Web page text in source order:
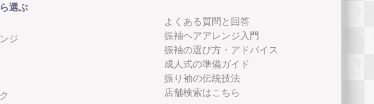
選ぶ
ジ
よくある質問と回答
振袖ヘアアレンジ入門
振袖の選び方・アドバイス
成人式の準備ガイド
振り袖の伝統技法
店舗検索はこちら